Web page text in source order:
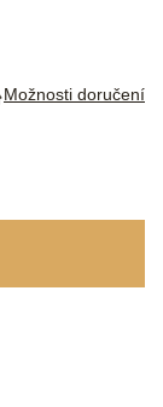
Možnosti doručení